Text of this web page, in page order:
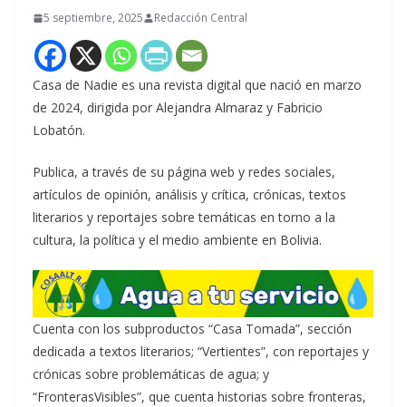
5 septiembre, 2025 Redacción Central
Casa de Nadie es una revista digital que nació en marzo
de 2024, dirigida por Alejandra Almaraz y Fabricio
Lobatón.
Publica, a través de su página web y redes sociales,
artículos de opinión, análisis y crítica, crónicas, textos
literarios y reportajes sobre temáticas en torno a la
cultura, la política y el medio ambiente en Bolivia.
Cuenta con los subproductos “Casa Tomada”, sección
dedicada a textos literarios; “Vertientes”, con reportajes y
crónicas sobre problemáticas de agua; y
“FronterasVisibles”, que cuenta historias sobre fronteras,